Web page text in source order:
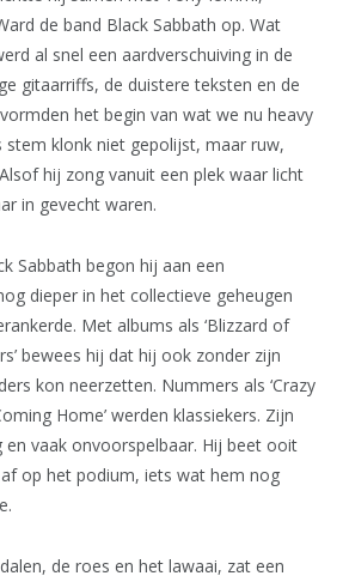
de band Black Sabbath op. Wat
al snel een aardverschuiving in de
gitaarriffs, de duistere teksten en de
het begin van wat we nu heavy
stem klonk niet gepolijst, maar ruw,
hij zong vanuit een plek waar licht
in gevecht waren.
Sabbath begon hij aan een
dieper in het collectieve geheugen
Met albums als ‘Blizzard of
bewees hij dat hij ook zonder zijn
kon neerzetten. Nummers als ‘Crazy
Home’ werden klassiekers. Zijn
en vaak onvoorspelbaar. Hij beet ooit
op het podium, iets wat hem nog
de roes en het lawaai, zat een